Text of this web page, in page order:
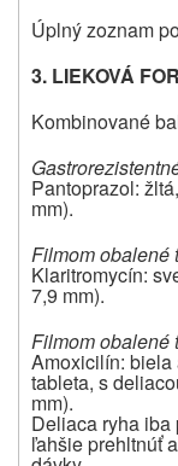
Úplný zoznam
3. LIEKOVÁ
Kombinované
Pantoprazol:
mm).
Filmom obalené
Klaritromycín:
7,9 mm).
Filmom obalené
Amoxicilín: biela
tableta, s
mm).
Deliaca ryha iba
ľahšie prehltnúť